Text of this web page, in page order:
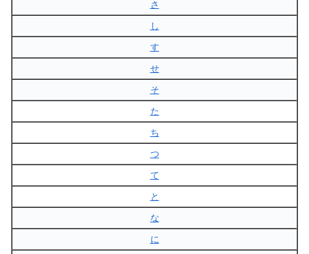
さ
し
す
せ
そ
た
ち
つ
て
と
な
に